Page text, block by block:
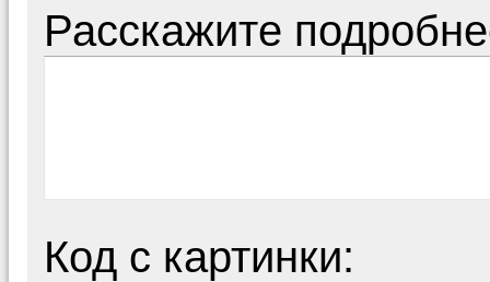
Расскажите
Код с картинки: